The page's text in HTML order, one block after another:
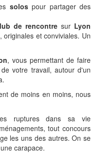
solospour partager des
de rencontre sur Lyon
et conviviales. Un
, vous permettant de faire
votre travail, autour d'un
de moins en moins, nous
ruptures dans sa vie
tout concours
les uns des autres. On se
carapace.